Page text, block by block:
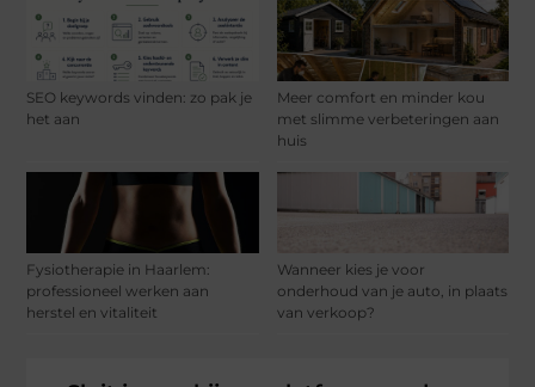
SEO keywords vinden: zo pak je
het aan
Meer comfort en minder kou
met slimme verbeteringen aan
huis
Fysiotherapie in Haarlem:
professioneel werken aan
herstel en vitaliteit
Wanneer kies je voor
onderhoud van je auto, in plaats
van verkoop?